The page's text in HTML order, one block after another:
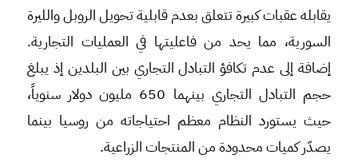
يقابله عقبات كبيرة تتعلق بعدم قابلية تحويل الروبل والليرة
السورية، مما يحد من فاعليتها في العمليات التجارية.
إضافة إلى عدم تكافؤ التبادل التجاري بين البلدين إذ يبلغ
حجم التبادل التجاري بينهما 650 مليون دولار سنوياً،
حيث يستورد النظام معظم احتياجاته من روسيا بينما
يصدّر كميات محدودة من المنتجات الزراعية.